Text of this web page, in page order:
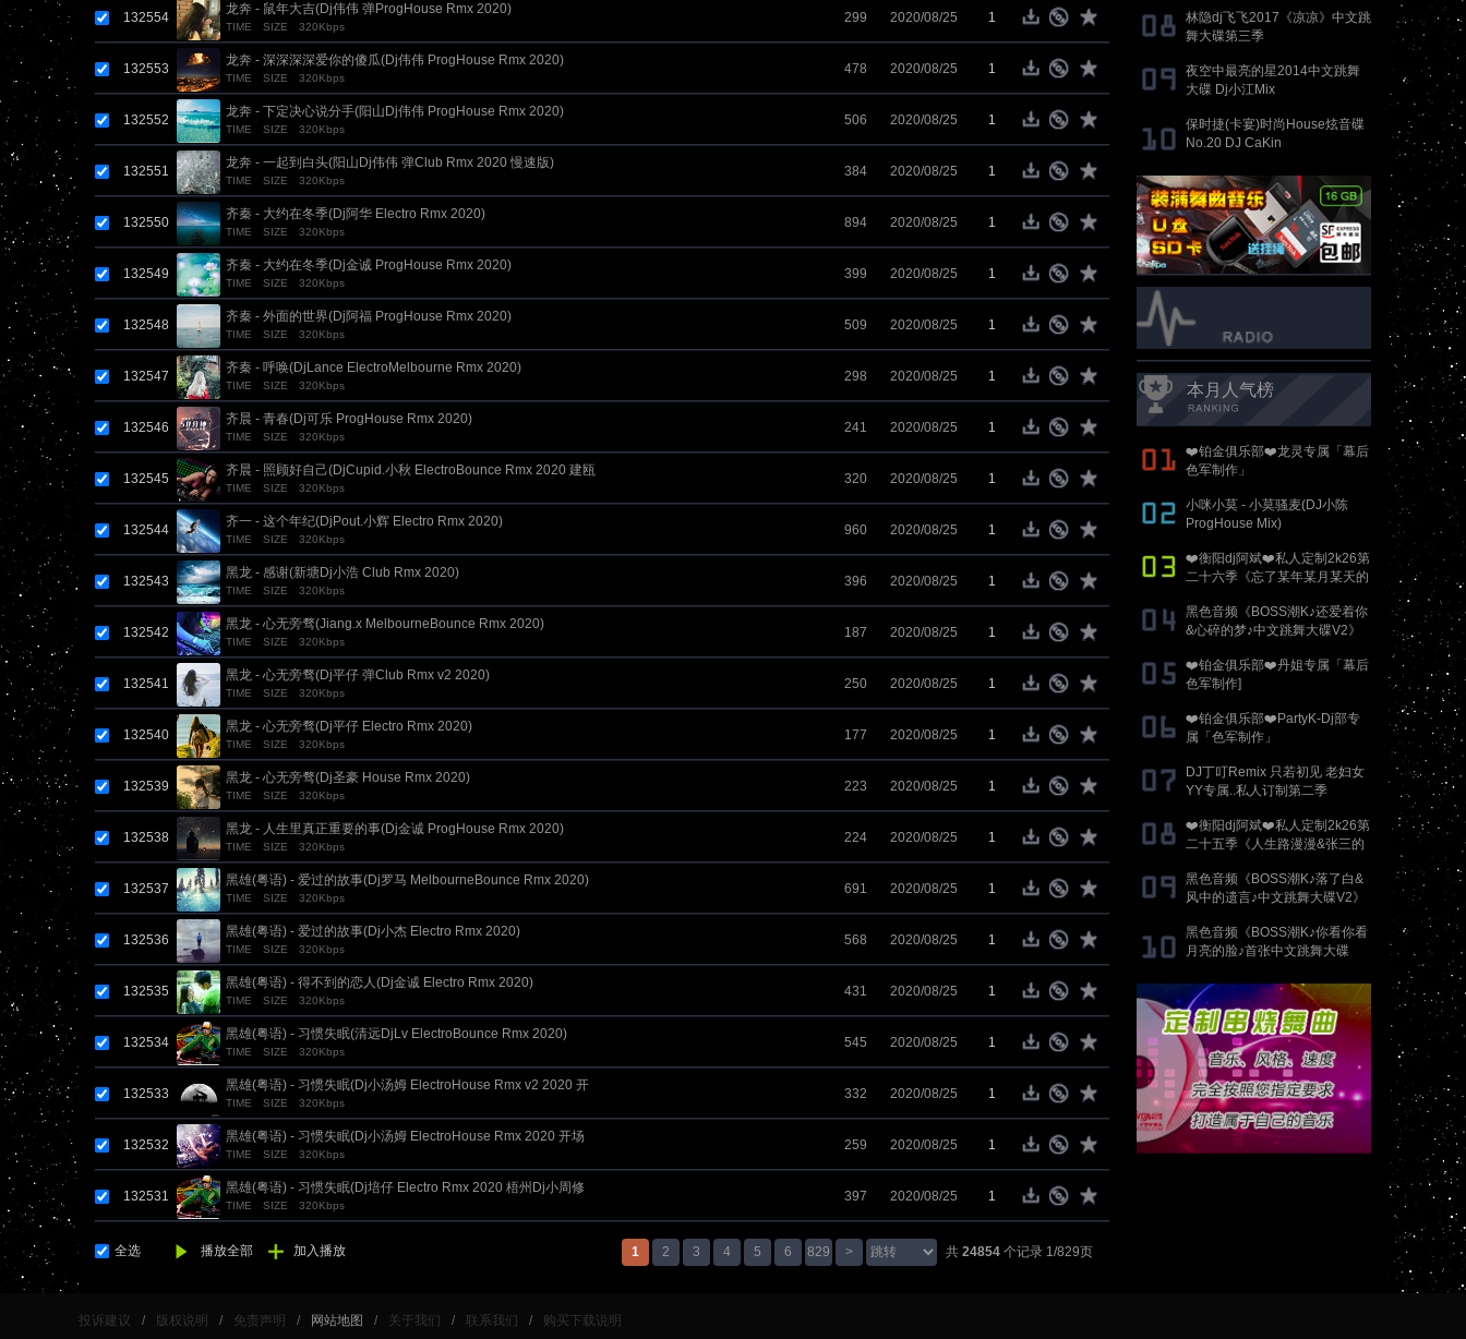
132554
龙奔 - 鼠年大吉(Dj伟伟 弹ProgHouse Rmx 2020)
TIME SIZE 320Kbps
299 2020/08/25 1
132553
龙奔 - 深深深深爱你的傻瓜(Dj伟伟 ProgHouse Rmx 2020)
TIME SIZE 320Kbps
478 2020/08/25 1
132552
龙奔 - 下定决心说分手(阳山Dj伟伟 ProgHouse Rmx 2020)
TIME SIZE 320Kbps
506 2020/08/25 1
132551
龙奔 - 一起到白头(阳山Dj伟伟 弹Club Rmx 2020 慢速版)
TIME SIZE 320Kbps
384 2020/08/25 1
132550
齐秦 - 大约在冬季(Dj阿华 Electro Rmx 2020)
TIME SIZE 320Kbps
894 2020/08/25 1
132549
齐秦 - 大约在冬季(Dj金诚 ProgHouse Rmx 2020)
TIME SIZE 320Kbps
399 2020/08/25 1
132548
齐秦 - 外面的世界(Dj阿福 ProgHouse Rmx 2020)
TIME SIZE 320Kbps
509 2020/08/25 1
132547
齐秦 - 呼唤(DjLance ElectroMelbourne Rmx 2020)
TIME SIZE 320Kbps
298 2020/08/25 1
132546
齐晨 - 青春(Dj可乐 ProgHouse Rmx 2020)
TIME SIZE 320Kbps
241 2020/08/25 1
132545
齐晨 - 照顾好自己(DjCupid.小秋 ElectroBounce Rmx 2020 建瓯
DJjack炳烯改说唱版)
TIME SIZE 320Kbps
320 2020/08/25 1
132544
齐一 - 这个年纪(DjPout.小辉 Electro Rmx 2020)
TIME SIZE 320Kbps
960 2020/08/25 1
132543
黑龙 - 感谢(新塘Dj小浩 Club Rmx 2020)
TIME SIZE 320Kbps
396 2020/08/25 1
132542
黑龙 - 心无旁骛(Jiang.x MelbourneBounce Rmx 2020)
TIME SIZE 320Kbps
187 2020/08/25 1
132541
黑龙 - 心无旁骛(Dj平仔 弹Club Rmx v2 2020)
TIME SIZE 320Kbps
250 2020/08/25 1
132540
黑龙 - 心无旁骛(Dj平仔 Electro Rmx 2020)
TIME SIZE 320Kbps
177 2020/08/25 1
132539
黑龙 - 心无旁骛(Dj圣豪 House Rmx 2020)
TIME SIZE 320Kbps
223 2020/08/25 1
132538
黑龙 - 人生里真正重要的事(Dj金诚 ProgHouse Rmx 2020)
TIME SIZE 320Kbps
224 2020/08/25 1
132537
黑雄(粤语) - 爱过的故事(Dj罗马 MelbourneBounce Rmx 2020)
TIME SIZE 320Kbps
691 2020/08/25 1
132536
黑雄(粤语) - 爱过的故事(Dj小杰 Electro Rmx 2020)
TIME SIZE 320Kbps
568 2020/08/25 1
132535
黑雄(粤语) - 得不到的恋人(Dj金诚 Electro Rmx 2020)
TIME SIZE 320Kbps
431 2020/08/25 1
132534
黑雄(粤语) - 习惯失眠(清远DjLv ElectroBounce Rmx 2020)
TIME SIZE 320Kbps
545 2020/08/25 1
132533
黑雄(粤语) - 习惯失眠(Dj小汤姆 ElectroHouse Rmx v2 2020 开
场版)
TIME SIZE 320Kbps
332 2020/08/25 1
132532
黑雄(粤语) - 习惯失眠(Dj小汤姆 ElectroHouse Rmx 2020 开场
版)
TIME SIZE 320Kbps
259 2020/08/25 1
132531
黑雄(粤语) - 习惯失眠(Dj培仔 Electro Rmx 2020 梧州Dj小周修
改版)
TIME SIZE 320Kbps
397 2020/08/25 1
全选 播放全部 加入播放 1 2 3 4 5 6 829 > 共 24854个记录 1/829页
林隐dj飞飞2017《凉凉》中文跳
舞大碟第三季
夜空中最亮的星2014中文跳舞
大碟 Dj小江Mix
保时捷(卡宴)时尚House炫音碟
No.20 DJ CaKin
本月人气榜
❤️铂金俱乐部❤️龙灵专属「幕后
色军制作」
小咪小莫 - 小莫骚麦(DJ小陈
ProgHouse Mix)
❤️衡阳dj阿斌❤️私人定制2k26第
二十六季《忘了某年某月某天的
proghouse专辑
黑色音频《BOSS潮K♪还爱着你
&心碎的梦♪中文跳舞大碟V2》
❤️铂金俱乐部❤️丹姐专属「幕后
色军制作]
❤️铂金俱乐部❤️PartyK-Dj部专
属「色军制作」
DJ丁叮Remix 只若初见 老妇女
YY专属..私人订制第二季
❤️衡阳dj阿斌❤️私人定制2k26第
二十五季《人生路漫漫&张三的
黑色音频《BOSS潮K♪落了白&
风中的遗言♪中文跳舞大碟V2》
黑色音频《BOSS潮K♪你看你看
月亮的脸♪首张中文跳舞大碟
投诉建议 / 版权说明 / 免责声明 / 网站地图 / 关于我们 / 联系我们 / 购买下载说明